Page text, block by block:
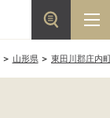
山形県 東田川郡庄内